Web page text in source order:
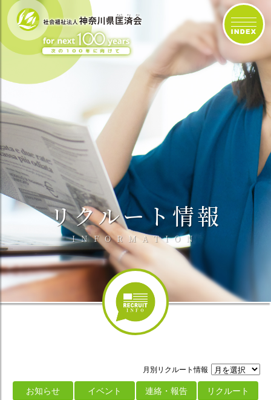
リクルート情報
INFORMATION
月別リクルート情報
お知らせ イベント 連絡・報告 リクルート